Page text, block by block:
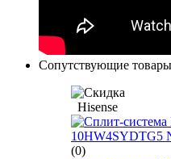
Сопутствующие товары
Hisense
(0)